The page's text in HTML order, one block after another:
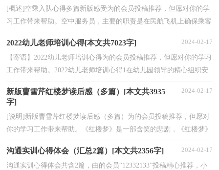
[概述]空乘入队心得多篇新版感受为的会员投稿推荐，但愿对你的学
习工作带来帮助。空中服务员，主要的职责是在民航飞机上确保乘客
2022幼儿老师培训心得[本文共7023字] 2024-02-17
【寄语】2022幼儿老师培训心得为的会员投稿推荐，但愿对你的学习
工作带来帮助。2022幼儿老师培训心得1在幼儿园领导的精心组织安
新版曹雪芹红楼梦读后感（多篇）[本文共3935
字]
2024-02-17
[说明]新版曹雪芹红楼梦读后感（多篇）为的会员投稿推荐，但愿对
你的学习工作带来帮助。《红楼梦》是一部含笑的悲剧，《红楼梦》
沟通实训心得体会（汇总2篇）[本文共2356字] 2024-02-17
沟通实训心得体会共含2篇，由的会员“12332133”投稿精心推荐，小